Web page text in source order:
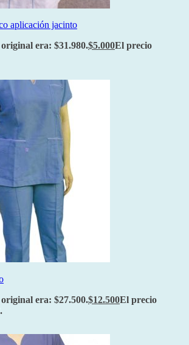
aplicación jacinto
era: $31.980.$5.000El precio
era: $27.500.$12.500El precio